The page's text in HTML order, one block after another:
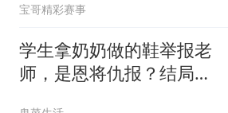
宝哥精彩赛事
学生拿奶奶做的鞋举报老
师，是恩将仇报？结局太